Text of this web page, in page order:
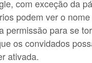
com exceção da
podem ver o
permissão para se
os convidados
ativada.